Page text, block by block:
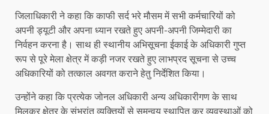
जिलाधिकारी ने कहा कि काफी सर्द भरे मौसम में सभी कर्मचारियों को
अपनी ड्यूटी और अपना ध्यान रखते हुए अपनी-अपनी जिम्मेदारी का
निर्वहन करना है। साथ ही स्थानीय अभिसूचना ईकाई के अधिकारी गुप्त
रूप से पूरे मेला क्षेत्र में कड़ी नजर रखते हुए लाभप्रद सूचना से उच्च
अधिकारियों को तत्काल अवगत कराने हेतु निर्देशित किया।
उन्होंने कहा कि प्रत्येक जोनल अधिकारी अन्य अधिकारीगण के साथ
मिलकर क्षेत्र के संभ्रांत व्यक्तियों से समन्वय स्थापित कर व्यवस्थाओं को